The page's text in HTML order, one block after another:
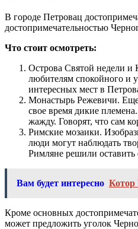
В городе Петровац
достопримечательностью
Что стоит осмотреть:
Острова Святой недели и
любителям спокойного и
интересных мест в
Монастырь Режевичи. Еще
свое время дикие
жажду. Говорят, что сам
Римские мозаики.
люди могут наблюдать
Римляне решили оставить
Вам будет интересно Котор
Кроме основных
может предложить уголок